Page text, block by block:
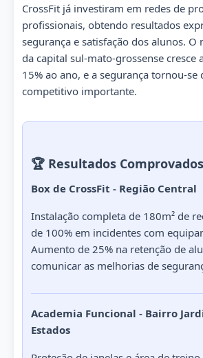
CrossFit já investiram em redes de
profissionais, obtendo resultados
segurança e satisfação dos alunos. O
da capital sul-mato-grossense cresce
15% ao ano, e a segurança tornou-se
competitivo importante.
🏆 Resultados Comprovados
Box de CrossFit - Região Central
Instalação completa de 180m² de
de 100% em incidentes com
Aumento de 25% na retenção de
comunicar as melhorias de
Academia Funcional - Bairro
Estados